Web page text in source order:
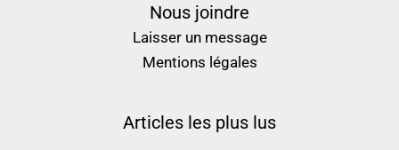
Nous joindre
Laisser un message
Mentions légales
Articles les plus lus